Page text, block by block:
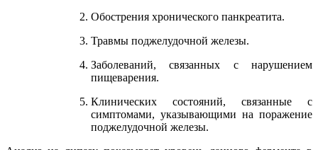
Обострения хронического панкреатита.
Травмы поджелудочной железы.
Заболеваний, связанных с нарушением
пищеварения.
Клинических состояний, связанные с
симптомами, указывающими на поражение
поджелудочной железы.